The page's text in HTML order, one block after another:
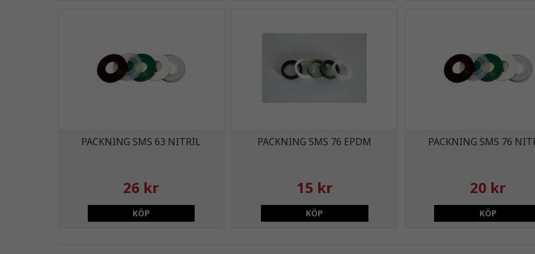
PACKNING SMS 63 NITRIL
26 kr
KÖP
PACKNING SMS 76 EPDM
15 kr
KÖP
PACKNING SMS 76
20 kr
KÖP